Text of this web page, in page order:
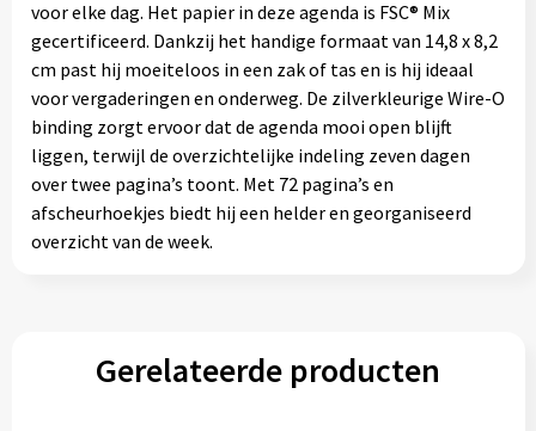
voor elke dag. Het papier in deze agenda is FSC® Mix
gecertificeerd. Dankzij het handige formaat van 14,8 x 8,2
cm past hij moeiteloos in een zak of tas en is hij ideaal
voor vergaderingen en onderweg. De zilverkleurige Wire-O
binding zorgt ervoor dat de agenda mooi open blijft
liggen, terwijl de overzichtelijke indeling zeven dagen
over twee pagina’s toont. Met 72 pagina’s en
afscheurhoekjes biedt hij een helder en georganiseerd
overzicht van de week.
Gerelateerde producten